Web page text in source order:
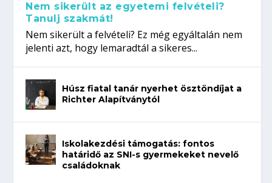
Nem sikerült az egyetemi felvételi?
Tanulj szakmát!
Nem sikerült a felvételi? Ez még egyáltalán nem
jelenti azt, hogy lemaradtál a sikeres...
Húsz fiatal tanár nyerhet ösztöndíjat a
Richter Alapítványtól
Iskolakezdési támogatás: fontos
határidő az SNI-s gyermekeket nevelő
családoknak